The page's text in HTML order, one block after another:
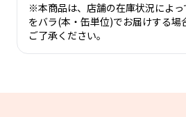
※本商品は、店舗の在庫状況によ
をバラ(本・缶単位)でお届けする場
ご了承ください。